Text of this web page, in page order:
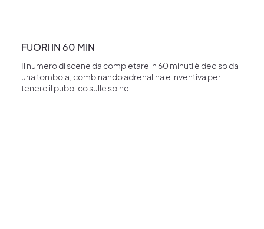
FUORI IN 60 MIN
Il numero di scene da completare in 60 minuti è deciso da
una tombola, combinando adrenalina e inventiva per
tenere il pubblico sulle spine.